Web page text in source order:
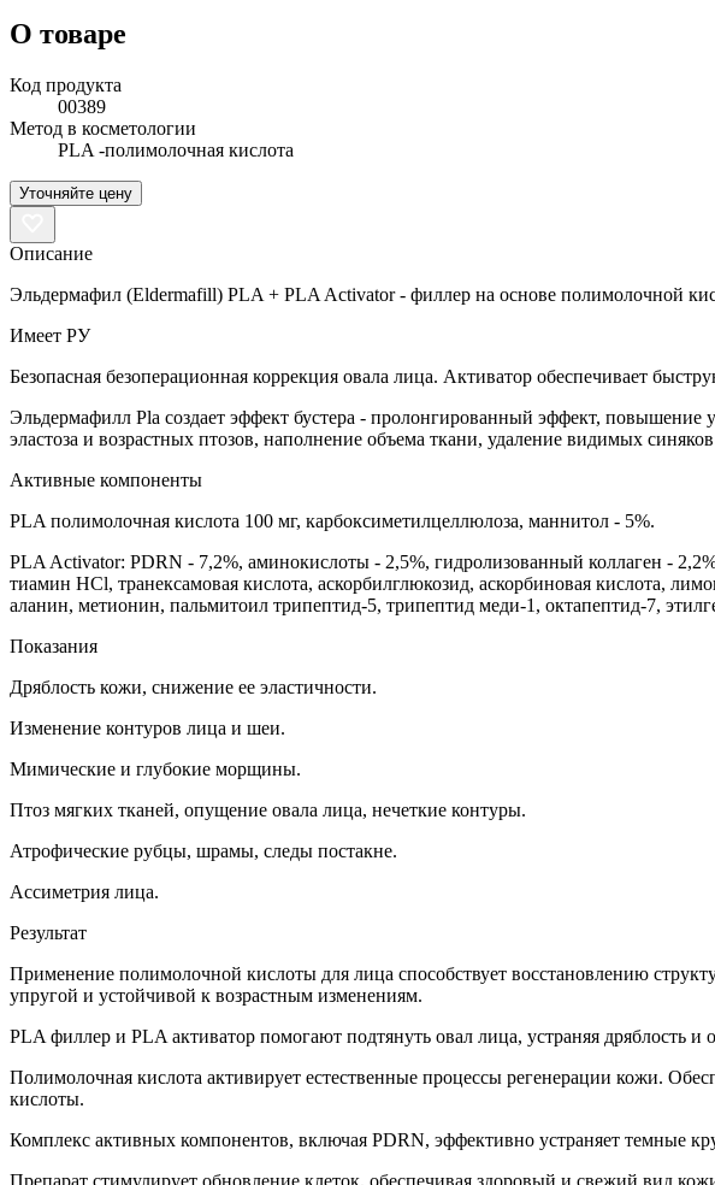
О товаре
Код продукта
00389
Метод в косметологии
PLA -полимолочная кислота
Уточняйте цену
Описание
Эльдермафил (Eldermafill) PLA + PLA Activator - филлер на основе полимолочной
Имеет РУ
Безопасная безоперационная коррекция овала лица. Активатор обеспечивает
Эльдермафилл Pla cоздает эффект бустера - пролонгированный эффект,
эластоза и возрастных птозов, наполнение объема ткани, удаление видимых
Активные компоненты
PLA полимолочная кислота 100 мг, карбоксиметилцеллюлоза, маннитол - 5%.
PLA Activator: PDRN - 7,2%, аминокислоты - 2,5%, гидролизованный коллаген -
тиамин HCl, транексамовая кислота, аскорбилглюкозид, аскорбиновая кислота,
аланин, метионин, пальмитоил трипептид-5, трипептид меди-1, октапептид-7,
Показания
Дряблость кожи, снижение ее эластичности.
Изменение контуров лица и шеи.
Мимические и глубокие морщины.
Птоз мягких тканей, опущение овала лица, нечеткие контуры.
Атрофические рубцы, шрамы, следы постакне.
Ассиметрия лица.
Результат
Применение полимолочной кислоты для лица способствует восстановлению
упругой и устойчивой к возрастным изменениям.
PLA филлер и PLA активатор помогают подтянуть овал лица, устраняя
Полимолочная кислота активирует естественные процессы регенерации кожи.
кислоты.
Комплекс активных компонентов, включая PDRN, эффективно устраняет темные
Препарат стимулирует обновление клеток, обеспечивая здоровый и свежий вид